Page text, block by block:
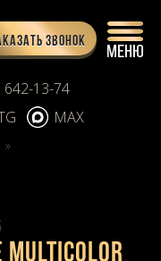
звонок
642-13-74
MAX
»